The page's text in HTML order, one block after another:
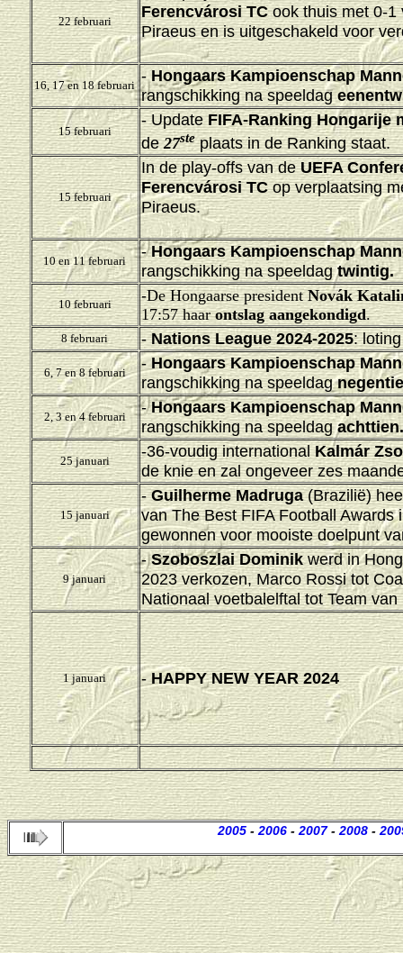
22 februari
Ferencvárosi TCook thuis met 0-1
Piraeus en is uitgeschakeld voor
16, 17 en 18 februari
-Hongaars Kampioenschap
rangschikking na speeldag
15 februari
- Update FIFA-Ranking Hongarije
de27steplaats in de Ranking staat.
15 februari
In de play-offs van deUEFA
Ferencvárosi TCop verplaatsing
Piraeus.
10 en 11 februari
-Hongaars Kampioenschap
rangschikking na speeldagtwintig.
10 februari -De Hongaarse presidentNovák
17:57 haarontslag aangekondigd.
8 februari -Nations League 2024-2025:
6, 7 en 8 februari
-Hongaars Kampioenschap
rangschikking na speeldag
2, 3 en 4 februari
-Hongaars Kampioenschap
rangschikking na speeldagachttien.
25 januari
-36-voudig internationalKalmár
de knie en zal ongeveer zes
15 januari
-Guilherme Madruga(Brazilië)
van The Best FIFA Football Awards
gewonnen voor mooiste doelpunt
9 januari
-Szoboszlai Dominikwerd in
2023 verkozen, Marco Rossi tot
Nationaal voetbalelftal tot Team van
1 januari -HAPPY NEW YEAR 2024
2005- 2006- 2007- 2008-